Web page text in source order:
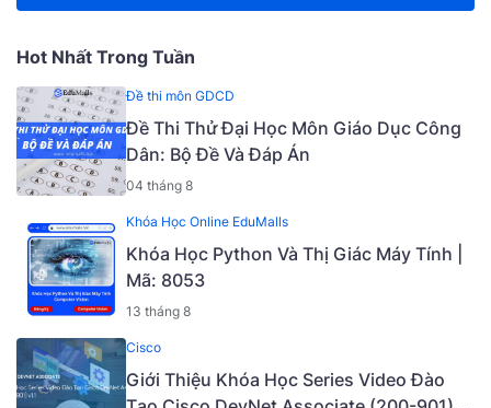
Hot Nhất Trong Tuần
Đề thi môn GDCD
Đề Thi Thử Đại Học Môn Giáo Dục Công
Dân: Bộ Đề Và Đáp Án
04 tháng 8
Khóa Học Online EduMalls
Khóa Học Python Và Thị Giác Máy Tính |
Mã: 8053
13 tháng 8
Cisco
Giới Thiệu Khóa Học Series Video Đào